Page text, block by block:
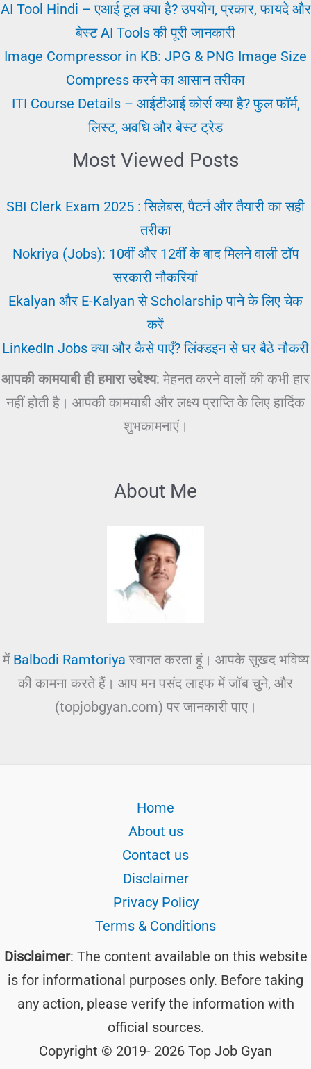
AI Tool Hindi – एआई टूल क्या है? उपयोग, प्रकार, फायदे और
बेस्ट AI Tools की पूरी जानकारी
Image Compressor in KB: JPG & PNG Image Size
Compress करने का आसान तरीका
ITI Course Details – आईटीआई कोर्स क्या है? फुल फॉर्म,
लिस्ट, अवधि और बेस्ट ट्रेड
Most Viewed Posts
SBI Clerk Exam 2025 : सिलेबस, पैटर्न और तैयारी का सही
तरीका
Nokriya (Jobs): 10वीं और 12वीं के बाद मिलने वाली टॉप
सरकारी नौकरियां
Ekalyan और E-Kalyan से Scholarship पाने के लिए चेक
करें
LinkedIn Jobs क्या और कैसे पाएँ? लिंक्डइन से घर बैठे नौकरी
आपकी कामयाबी ही हमारा उद्देश्य: मेहनत करने वालों की कभी हार
नहीं होती है। आपकी कामयाबी और लक्ष्य प्राप्ति के लिए हार्दिक
शुभकामनाएं।
About Me
में Balbodi Ramtoriya स्वागत करता हूं। आपके सुखद भविष्य
की कामना करते हैं। आप मन पसंद लाइफ में जॉब चुने, और
(topjobgyan.com) पर जानकारी पाए।
Home
About us
Contact us
Disclaimer
Privacy Policy
Terms & Conditions
Disclaimer: The content available on this website
is for informational purposes only. Before taking
any action, please verify the information with
official sources.
Copyright © 2019- 2026 Top Job Gyan